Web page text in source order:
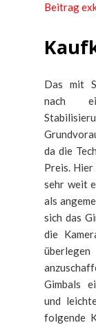
Beitrag
Das mit
nach
da die
Preis.
sehr weit
als
sich das
die
Gimbals
und
folgende